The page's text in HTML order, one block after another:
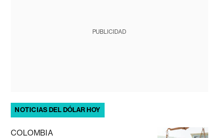
PUBLICIDAD
NOTICIAS DEL DÓLAR HOY
COLOMBIA